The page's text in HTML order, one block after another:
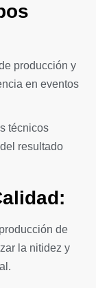
producción y
en eventos
técnicos
resultado
de
la nitidez y